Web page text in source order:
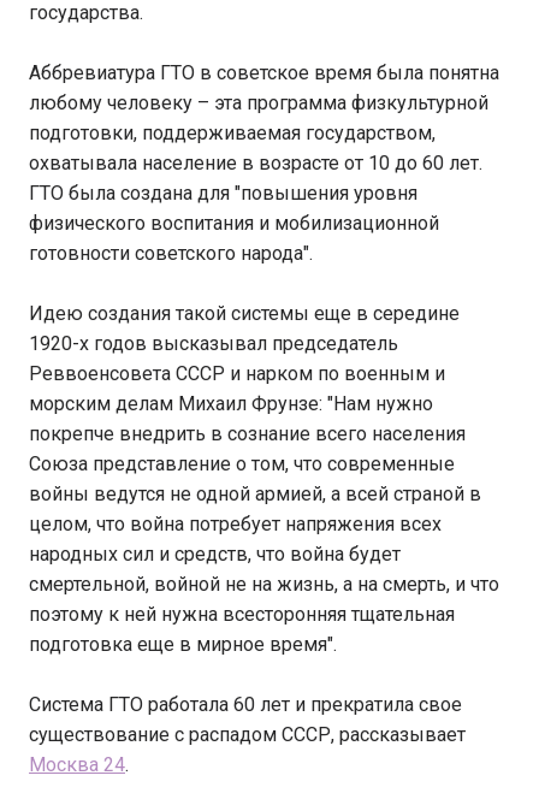
государства.
Аббревиатура ГТО в советское время была понятна
любому человеку – эта программа физкультурной
подготовки, поддерживаемая государством,
охватывала население в возрасте от 10 до 60 лет.
ГТО была создана для "повышения уровня
физического воспитания и мобилизационной
готовности советского народа".
Идею создания такой системы еще в середине
1920-х годов высказывал председатель
Реввоенсовета СССР и нарком по военным и
морским делам Михаил Фрунзе: "Нам нужно
покрепче внедрить в сознание всего населения
Союза представление о том, что современные
войны ведутся не одной армией, а всей страной в
целом, что война потребует напряжения всех
народных сил и средств, что война будет
смертельной, войной не на жизнь, а на смерть, и что
поэтому к ней нужна всесторонняя тщательная
подготовка еще в мирное время".
Система ГТО работала 60 лет и прекратила свое
существование с распадом СССР, рассказывает
Москва 24.